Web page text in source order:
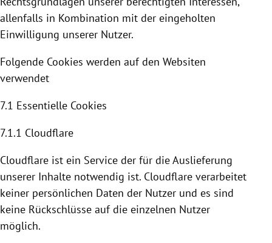
allenfalls in Kombination mit der eingeholten
Einwilligung unserer Nutzer.
Folgende Cookies werden auf den Websiten
verwendet
7.1 Essentielle Cookies
7.1.1 Cloudflare
Cloudflare ist ein Service der für die Auslieferung
unserer Inhalte notwendig ist. Cloudflare verarbeitet
keiner persönlichen Daten der Nutzer und es sind
keine Rückschlüsse auf die einzelnen Nutzer
möglich.